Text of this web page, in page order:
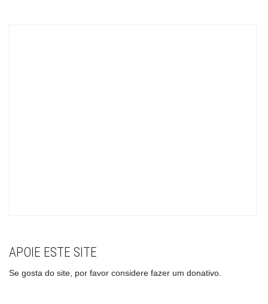
APOIE ESTE SITE
Se gosta do site, por favor considere fazer um donativo.